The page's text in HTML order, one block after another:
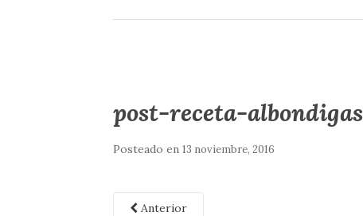
post-receta-albondigas
Posteado en 13 noviembre, 2016
Anterior